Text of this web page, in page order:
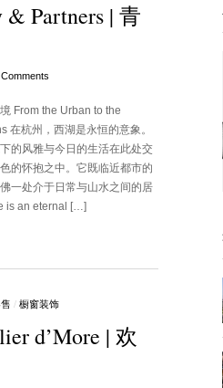
Partners | 青
From the Urban to the
在杭州，西湖是永恒的意象。
的风雅与今日的生活在此处交
的怀抱之中。它既临近都市的
一处介于日常与山水之间的居
is an eternal […]
/ 橱窗装饰
d’More | 欢